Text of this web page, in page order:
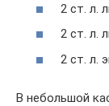
2 ст. л.
2 ст. л.
2 ст. л.
В небольшой